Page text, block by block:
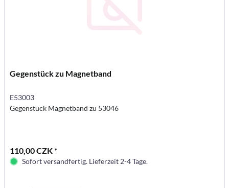
Gegenstück zu Magnetband
E53003
Gegenstück Magnetband zu 53046
110,00 CZK *
Sofort versandfertig. Lieferzeit 2-4 Tage.